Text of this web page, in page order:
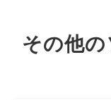
その他